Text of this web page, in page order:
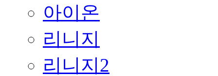
아이온
리니지
리니지2